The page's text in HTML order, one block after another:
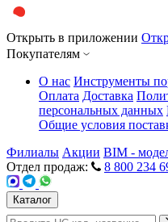
Открыть в приложении
Покупателям
О нас Инструменты
Оплата Доставка
персональных данных
Общие условия
Филиалы Акции BIM -
Отдел продаж:
8 800 234
Каталог